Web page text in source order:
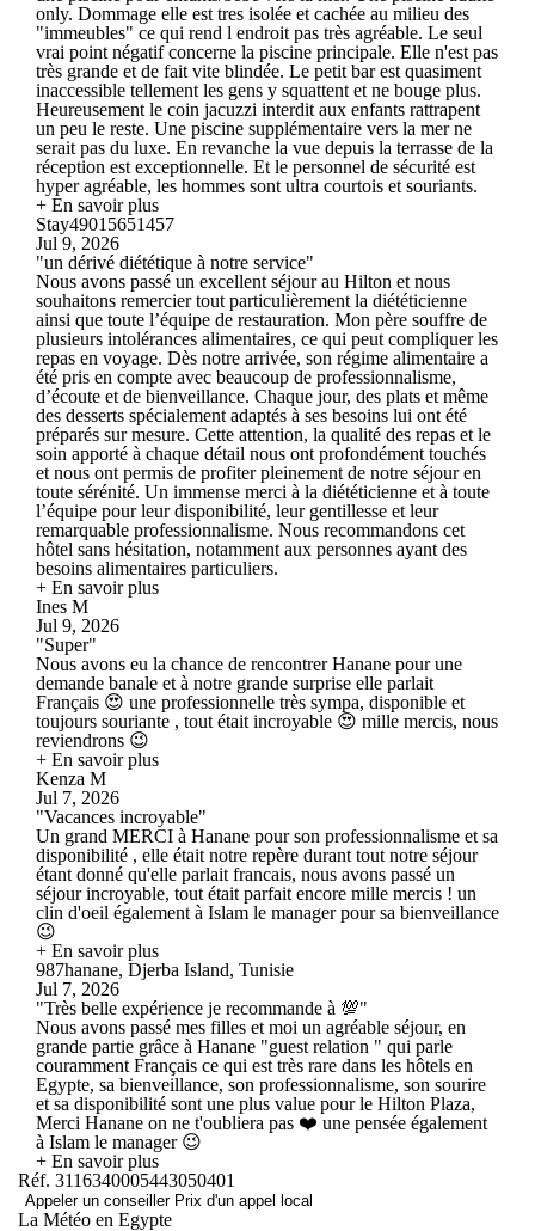
only. Dommage elle est tres isolée et cachée au milieu des
"immeubles" ce qui rend l endroit pas très agréable. Le seul
vrai point négatif concerne la piscine principale. Elle n'est pas
très grande et de fait vite blindée. Le petit bar est quasiment
inaccessible tellement les gens y squattent et ne bouge plus.
Heureusement le coin jacuzzi interdit aux enfants rattrapent
un peu le reste. Une piscine supplémentaire vers la mer ne
serait pas du luxe. En revanche la vue depuis la terrasse de la
réception est exceptionnelle. Et le personnel de sécurité est
hyper agréable, les hommes sont ultra courtois et souriants.
+ En savoir plus
Stay49015651457
Jul 9, 2026
"un dérivé diététique à notre service"
Nous avons passé un excellent séjour au Hilton et nous
souhaitons remercier tout particulièrement la diététicienne
ainsi que toute l’équipe de restauration. Mon père souffre de
plusieurs intolérances alimentaires, ce qui peut compliquer les
repas en voyage. Dès notre arrivée, son régime alimentaire a
été pris en compte avec beaucoup de professionnalisme,
d’écoute et de bienveillance. Chaque jour, des plats et même
des desserts spécialement adaptés à ses besoins lui ont été
préparés sur mesure. Cette attention, la qualité des repas et le
soin apporté à chaque détail nous ont profondément touchés
et nous ont permis de profiter pleinement de notre séjour en
toute sérénité. Un immense merci à la diététicienne et à toute
l’équipe pour leur disponibilité, leur gentillesse et leur
remarquable professionnalisme. Nous recommandons cet
hôtel sans hésitation, notamment aux personnes ayant des
besoins alimentaires particuliers.
+ En savoir plus
Ines M
Jul 9, 2026
"Super"
Nous avons eu la chance de rencontrer Hanane pour une
demande banale et à notre grande surprise elle parlait
Français 😍 une professionnelle très sympa, disponible et
toujours souriante , tout était incroyable 😍 mille mercis, nous
reviendrons 😉
+ En savoir plus
Kenza M
Jul 7, 2026
"Vacances incroyable"
Un grand MERCI à Hanane pour son professionnalisme et sa
disponibilité , elle était notre repère durant tout notre séjour
étant donné qu'elle parlait francais, nous avons passé un
séjour incroyable, tout était parfait encore mille mercis ! un
clin d'oeil également à Islam le manager pour sa bienveillance
😉
+ En savoir plus
987hanane, Djerba Island, Tunisie
Jul 7, 2026
"Très belle expérience je recommande à 💯"
Nous avons passé mes filles et moi un agréable séjour, en
grande partie grâce à Hanane "guest relation " qui parle
couramment Français ce qui est très rare dans les hôtels en
Egypte, sa bienveillance, son professionnalisme, son sourire
et sa disponibilité sont une plus value pour le Hilton Plaza,
Merci Hanane on ne t'oubliera pas ❤️ une pensée également
à Islam le manager 😉
+ En savoir plus
Réf. 3116340005443050401
Appeler un conseiller Prix d'un appel local
La Météo en Egypte